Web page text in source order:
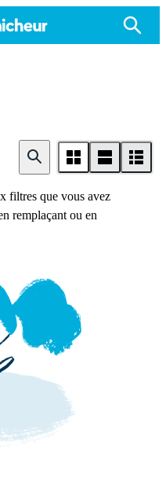
filtres que vous avez
remplaçant ou en